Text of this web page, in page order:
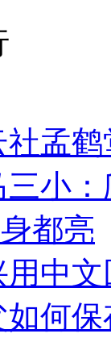
社孟
小
都亮
中
如何